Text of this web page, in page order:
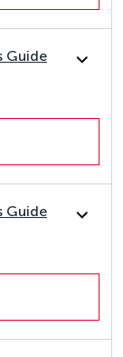
Guide
Guide